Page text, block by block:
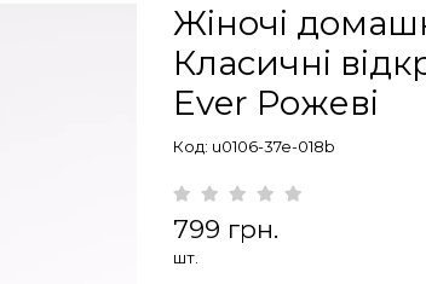
Жіночі
Класичні
Ever Рожеві
Код: u0106-37e-018b
799 грн.
шт.